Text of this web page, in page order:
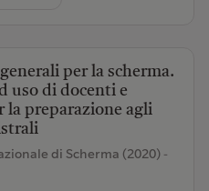
per la scherma.
uso di docenti e
la preparazione agli
di Scherma (2020)-